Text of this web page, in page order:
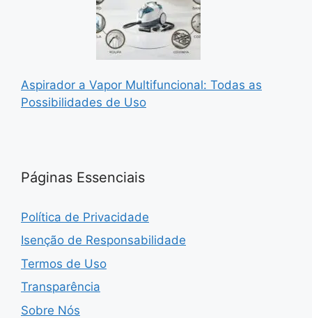
Aspirador a Vapor Multifuncional: Todas as
Possibilidades de Uso
Páginas Essenciais
Política de Privacidade
Isenção de Responsabilidade
Termos de Uso
Transparência
Sobre Nós